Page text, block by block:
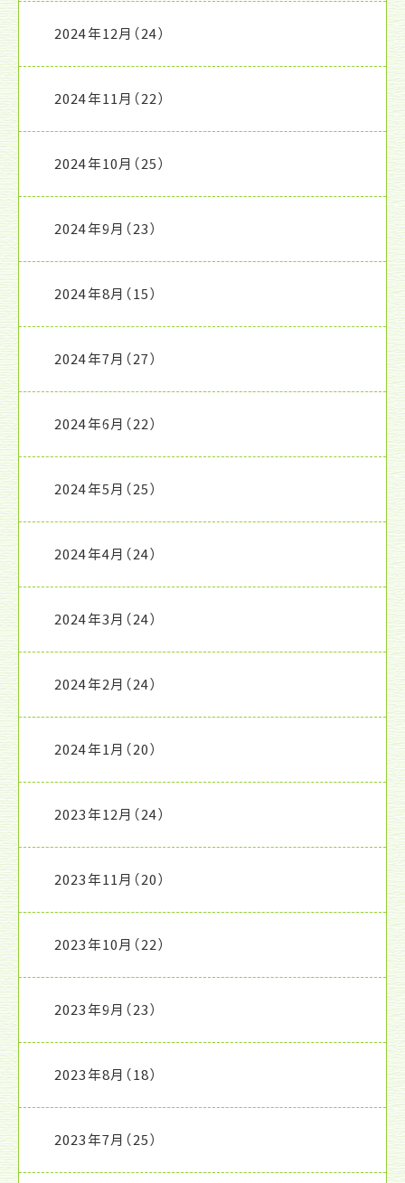
2024年12月 （24）
2024年11月 （22）
2024年10月 （25）
2024年9月 （23）
2024年8月 （15）
2024年7月 （27）
2024年6月 （22）
2024年5月 （25）
2024年4月 （24）
2024年3月 （24）
2024年2月 （24）
2024年1月 （20）
2023年12月 （24）
2023年11月 （20）
2023年10月 （22）
2023年9月 （23）
2023年8月 （18）
2023年7月 （25）